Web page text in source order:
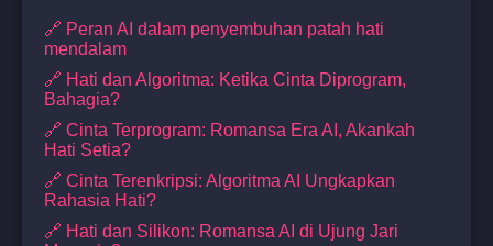
🔗 Peran AI dalam penyembuhan patah hati
mendalam
🔗 Hati dan Algoritma: Ketika Cinta Diprogram,
Bahagia?
🔗 Cinta Terprogram: Romansa Era AI, Akankah
Hati Setia?
🔗 Cinta Terenkripsi: Algoritma AI Ungkapkan
Rahasia Hati?
🔗 Hati dan Silikon: Romansa AI di Ujung Jari